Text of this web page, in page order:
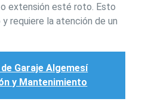
extensión esté roto. Esto
requiere la atención de un
Garaje Algemesí
y Mantenimiento